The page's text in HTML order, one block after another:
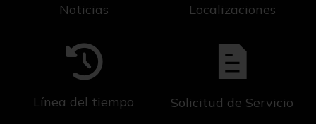
Noticias Localizaciones
Línea del tiempo Solicitud de Servicio